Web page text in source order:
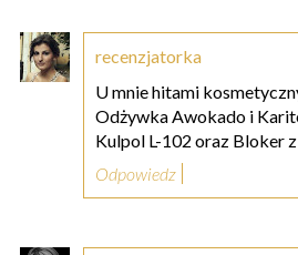
recenzjatorka
U mnie hitami
Odżywka Awokado i
Kulpol L-102 oraz Bloker z
Odpowiedz